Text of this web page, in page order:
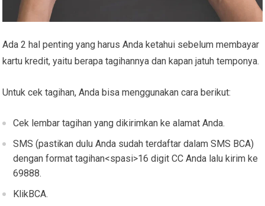
Ada 2 hal penting yang harus Anda ketahui sebelum membayar
kartu kredit, yaitu berapa tagihannya dan kapan jatuh temponya.
Untuk cek tagihan, Anda bisa menggunakan cara berikut:
Cek lembar tagihan yang dikirimkan ke alamat Anda.
SMS (pastikan dulu Anda sudah terdaftar dalam SMS BCA)
dengan format tagihan<spasi>16 digit CC Anda lalu kirim ke
69888.
KlikBCA.